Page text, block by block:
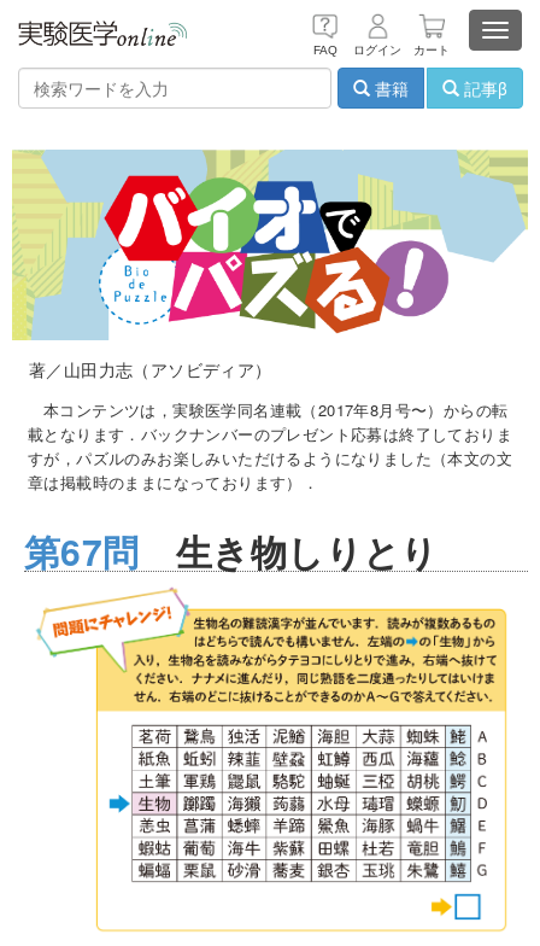
FAQ ログイン カート
書籍
記事β
著／山田力志（アソビディア）
本コンテンツは，実験医学同名連載（2017年8月号〜）からの転
載となります．バックナンバーのプレゼント応募は終了しておりま
すが，パズルのみお楽しみいただけるようになりました（本文の文
章は掲載時のままになっております）．
第67問 生き物しりとり